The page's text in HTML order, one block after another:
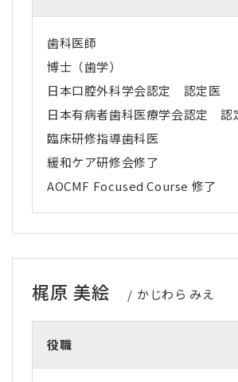
歯科医師
博士（歯学）
日本口腔外科学会認定 認定医
日本有病者歯科医療学会認定 認
臨床研修指導歯科医
緩和ケア研修会修了
AOCMF Focused Course 修了
梶原 美絵 かじわら みえ
役職